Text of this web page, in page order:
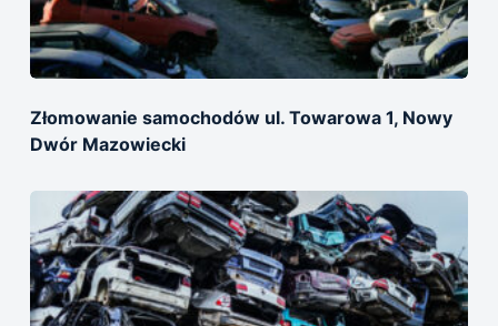
Złomowanie samochodów ul. Towarowa 1, Nowy
Dwór Mazowiecki